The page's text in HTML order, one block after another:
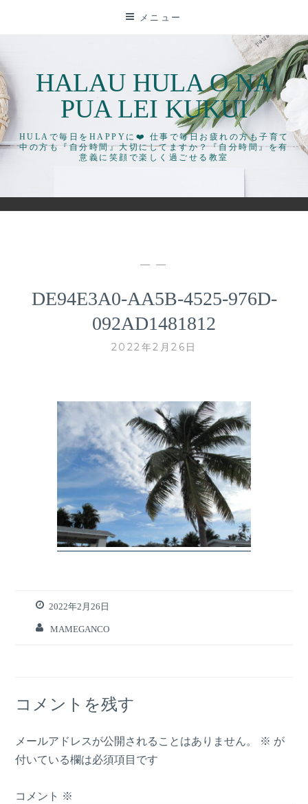
ン
ツ
に
ス
キ
メニュー
HALAU HULA O NA
PUA LEI KUKUI
HULAで毎日をHAPPYに❤️ 仕事で毎日お疲れの方も子育て
中の方も『自分時間』大切にしてますか？『自分時間』を有
意義に笑顔で楽しく過ごせる教室
— —
DE94E3A0-AA5B-4525-976D-
092AD1481812
2022年2月26日
2022年2月26日
MAMEGANCO
コメントを残す
メールアドレスが公開されることはありません。 ※ が
付いている欄は必須項目です
コメント ※